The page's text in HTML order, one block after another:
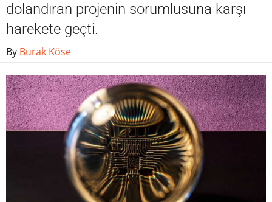
dolandıran projenin sorumlusuna karşı
harekete geçti.
By Burak Köse